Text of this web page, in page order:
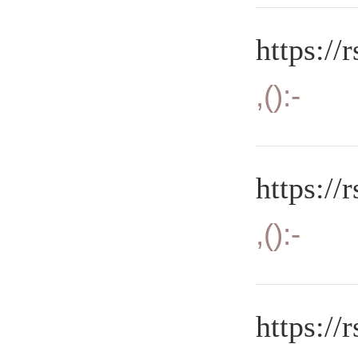
https://
,():-
https://
,():-
https://